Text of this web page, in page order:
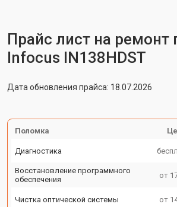
Прайс лист на ремонт
Infocus IN138HDST
Дата обновления прайса: 18.07.2026
Поломка
Диагностика
Восстановление программного
обеспечения
от
Чистка оптической системы от